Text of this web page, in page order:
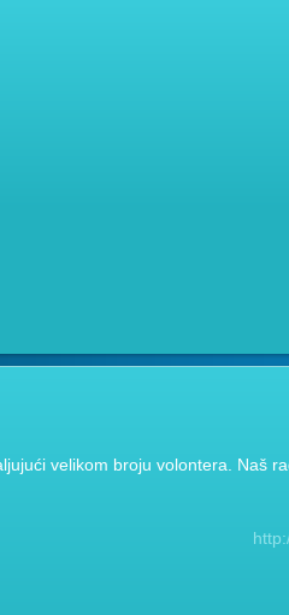
velikom broju volontera. Naš